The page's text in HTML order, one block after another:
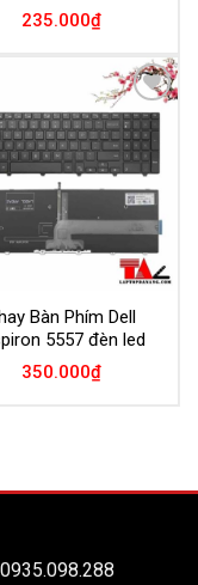
235.000₫
Add to
Wishlist
Bàn Phím Dell
5557 đèn led
350.000₫
0935.098.288